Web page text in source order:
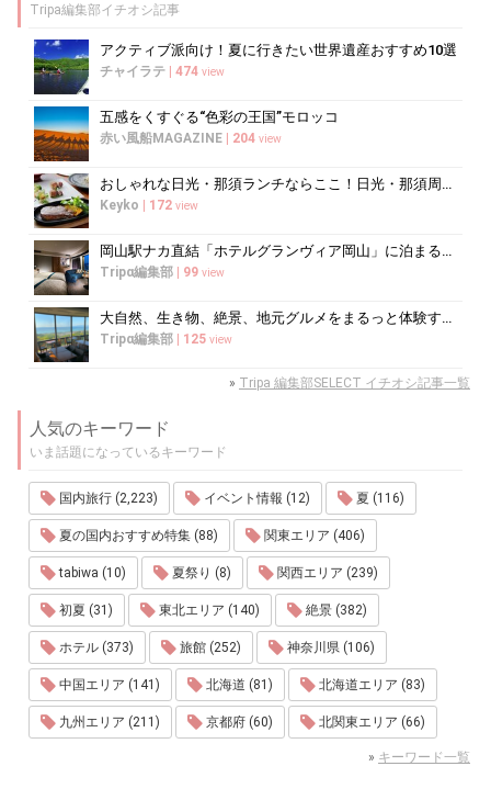
Tripa編集部イチオシ記事
アクティブ派向け！夏に行きたい世界遺産おすすめ10選
チャイラテ | 474 view
五感をくすぐる“色彩の王国”モロッコ
赤い風船MAGAZINE | 204 view
おしゃれな日光・那須ランチならここ！日光・那須周辺のおすすめレストラン10選
Keyko | 172 view
岡山駅ナカ直結「ホテルグランヴィア岡山」に泊まるべき5つの理由
Tripα編集部 | 99 view
大自然、生き物、絶景、地元グルメをまるっと体験する「湘南西エリア」
Tripα編集部 | 125 view
» Tripa 編集部SELECT イチオシ記事一覧
人気のキーワード
いま話題になっているキーワード
国内旅行 (2,223) イベント情報 (12) 夏 (116)
夏の国内おすすめ特集 (88) 関東エリア (406)
tabiwa (10) 夏祭り (8) 関西エリア (239)
初夏 (31) 東北エリア (140) 絶景 (382)
ホテル (373) 旅館 (252) 神奈川県 (106)
中国エリア (141) 北海道 (81) 北海道エリア (83)
九州エリア (211) 京都府 (60) 北関東エリア (66)
» キーワード一覧